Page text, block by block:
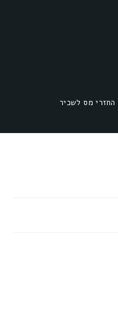
החזרי מס לשכיר